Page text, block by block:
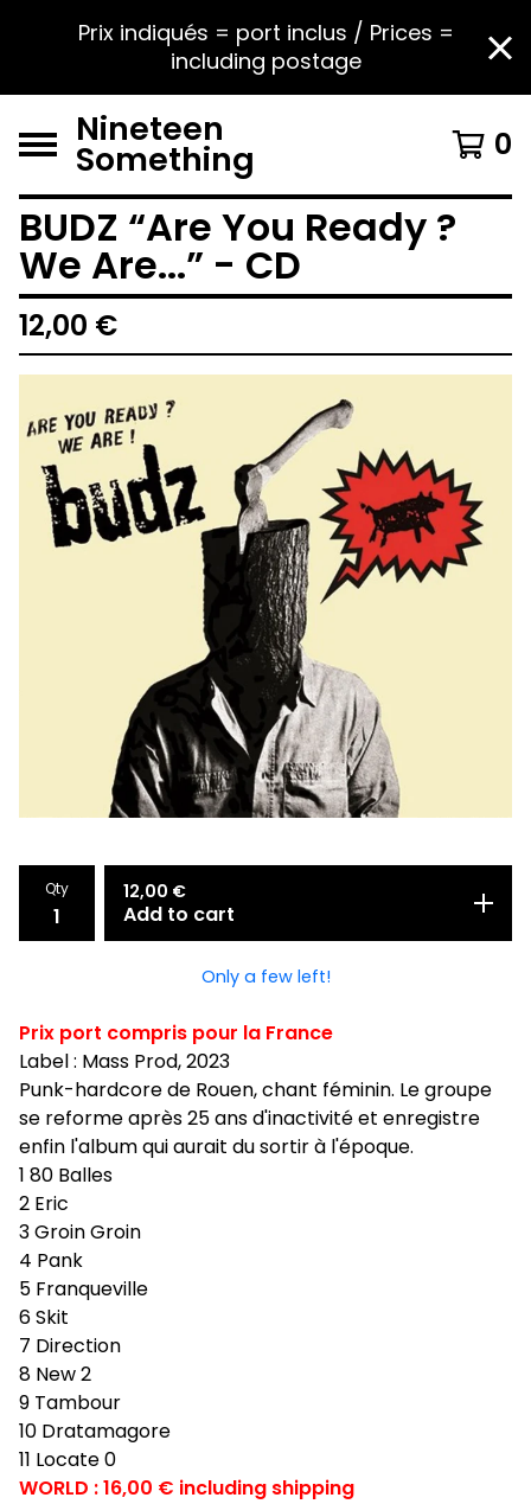
Prix indiqués = port inclus / Prices =
including postage
Nineteen
Something 0
BUDZ “Are You Ready ?
We Are...” - CD
12,00 €
Qty 12,00 €
Add to cart
Only a few left!
Prix port compris pour la France
Label : Mass Prod, 2023
Punk-hardcore de Rouen, chant féminin. Le groupe
se reforme après 25 ans d'inactivité et enregistre
enfin l'album qui aurait du sortir à l'époque.
1 80 Balles
2 Eric
3 Groin Groin
4 Pank
5 Franqueville
6 Skit
7 Direction
8 New 2
9 Tambour
10 Dratamagore
11 Locate 0
WORLD : 16,00 € including shipping